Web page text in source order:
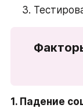
1. Падение